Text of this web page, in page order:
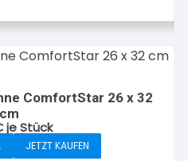
ComfortStar 26 x 32
cm
je Stück
JETZT KAUFEN